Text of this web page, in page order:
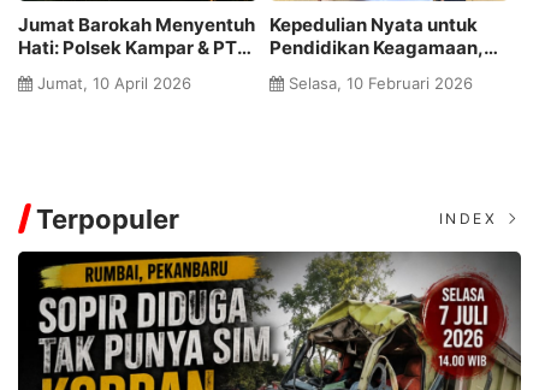
Jumat Barokah Menyentuh
Hati: Polsek Kampar & PT
Green Palma Riau Jaya
Hadirkan Senyum untuk
Jumat, 10 April 2026
Kepedulian Nyata untuk
Pendidikan Keagamaan,
PT Green Palma Riau Jaya
Salurkan Bantuan Dana
Selasa, 10 Februari 2026
Terpopuler INDEX